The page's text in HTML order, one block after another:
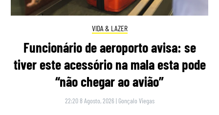
VIDA & LAZER
Funcionário de aeroporto avisa: se
tiver este acessório na mala esta pode
“não chegar ao avião”
22:20 8 Agosto, 2026 | Gonçalo Viegas